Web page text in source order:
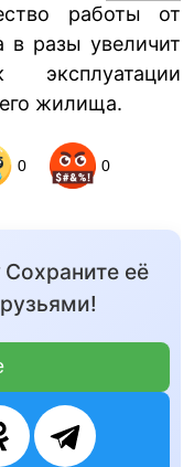
работы от
в разы увеличит
жилища.
0 0
её